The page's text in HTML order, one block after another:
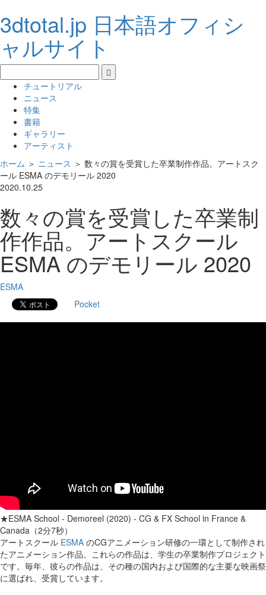
3dtotal.jp 日本語オフィシ
ャルサイト
チュートリアル
ニュース
特集
書籍
ギャラリー
アーティスト
ホーム ＞ ニュース ＞ 数々の賞を受賞した卒業制作作品。アートスク
ール ESMA のデモリール 2020
2020.10.25
数々の賞を受賞した卒業制
作作品。アートスクール
ESMA のデモリール 2020
ESMA
Pocket
★ESMA School - Demoreel (2020) - CG & FX School in France &
Canada（2分7秒）
アートスクール ESMA のCGアニメーション研修の一環として制作され
たアニメーション作品。これらの作品は、学生の卒業制作プロジェクト
です。毎年、彼らの作品は、その種の国内および国際的な主要な映画祭
に選ばれ、受賞しています。